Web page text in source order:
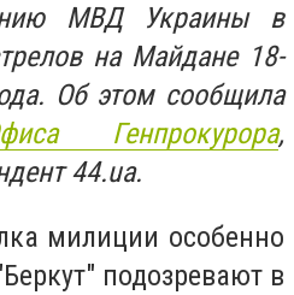
МВД Украины в
на Майдане 18-
Об этом сообщила
Генпрокурора,
44.ua.
милиции особенно
подозревают в